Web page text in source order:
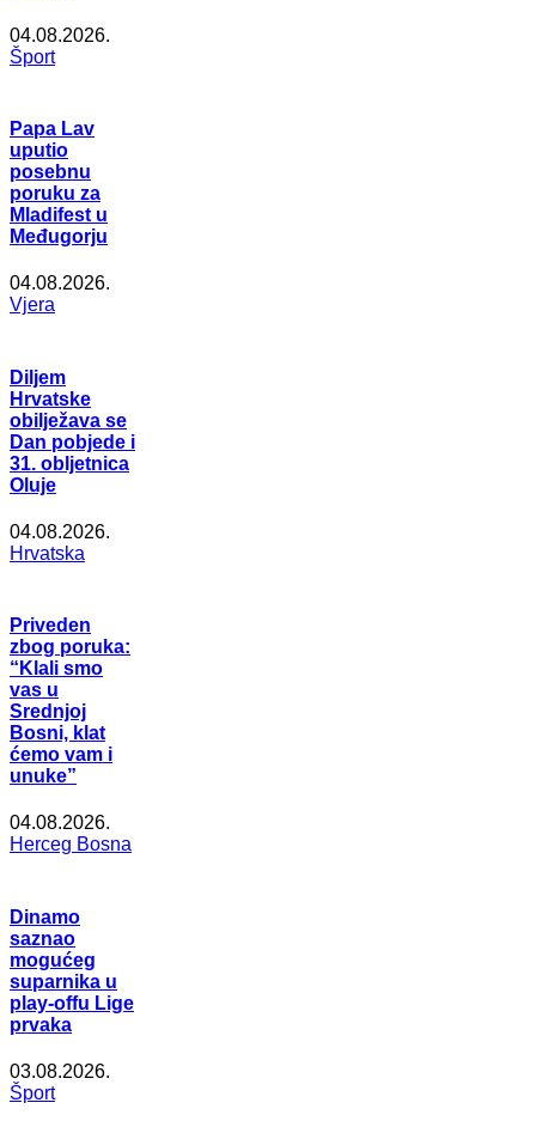
04.08.2026.
Šport
Papa Lav
uputio
posebnu
poruku za
Mladifest u
Međugorju
04.08.2026.
Vjera
Diljem
Hrvatske
obilježava se
Dan pobjede i
31. obljetnica
Oluje
04.08.2026.
Hrvatska
Priveden
zbog poruka:
“Klali smo
vas u
Srednjoj
Bosni, klat
ćemo vam i
unuke”
04.08.2026.
Herceg Bosna
Dinamo
saznao
mogućeg
suparnika u
play-offu Lige
prvaka
03.08.2026.
Šport